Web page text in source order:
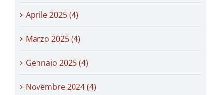
Aprile 2025 (4)
Marzo 2025 (4)
Gennaio 2025 (4)
Novembre 2024 (4)